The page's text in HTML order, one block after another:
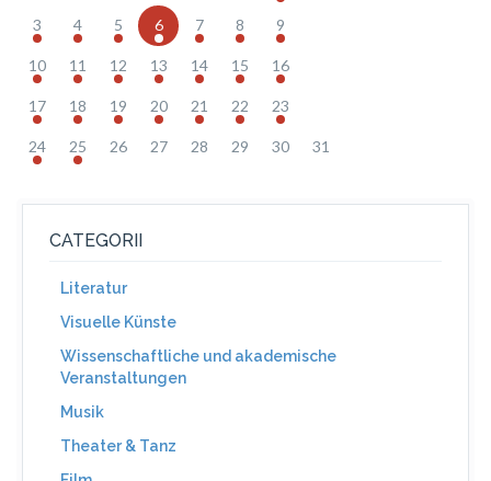
3 4 5 6 7 8 9
10 11 12 13 14 15 16
17 18 19 20 21 22 23
24 25 26 27 28 29 30 31
CATEGORII
Literatur
Visuelle Künste
Wissenschaftliche und akademische
Veranstaltungen
Musik
Theater & Tanz